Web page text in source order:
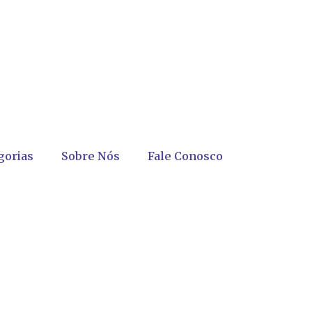
Sobre Nós Fale Conosco